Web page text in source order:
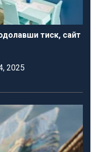
тиск, сайт
2025